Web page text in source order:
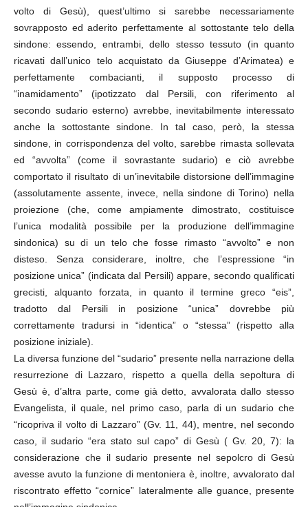
volto di Gesù), quest’ultimo si sarebbe necessariamente
sovrapposto ed aderito perfettamente al sottostante telo della
sindone: essendo, entrambi, dello stesso tessuto (in quanto
ricavati dall’unico telo acquistato da Giuseppe d’Arimatea) e
perfettamente combacianti, il supposto processo di
“inamidamento” (ipotizzato dal Persili, con riferimento al
secondo sudario esterno) avrebbe, inevitabilmente interessato
anche la sottostante sindone. In tal caso, però, la stessa
sindone, in corrispondenza del volto, sarebbe rimasta sollevata
ed “avvolta” (come il sovrastante sudario) e ciò avrebbe
comportato il risultato di un’inevitabile distorsione dell’immagine
(assolutamente assente, invece, nella sindone di Torino) nella
proiezione (che, come ampiamente dimostrato, costituisce
l’unica modalità possibile per la produzione dell’immagine
sindonica) su di un telo che fosse rimasto “avvolto” e non
disteso. Senza considerare, inoltre, che l’espressione “in
posizione unica” (indicata dal Persili) appare, secondo qualificati
grecisti, alquanto forzata, in quanto il termine greco “eis”,
tradotto dal Persili in posizione “unica” dovrebbe più
correttamente tradursi in “identica” o “stessa” (rispetto alla
posizione iniziale).
La diversa funzione del “sudario” presente nella narrazione della
resurrezione di Lazzaro, rispetto a quella della sepoltura di
Gesù è, d’altra parte, come già detto, avvalorata dallo stesso
Evangelista, il quale, nel primo caso, parla di un sudario che
“ricopriva il volto di Lazzaro” (Gv. 11, 44), mentre, nel secondo
caso, il sudario “era stato sul capo” di Gesù ( Gv. 20, 7): la
considerazione che il sudario presente nel sepolcro di Gesù
avesse avuto la funzione di mentoniera è, inoltre, avvalorato dal
riscontrato effetto “cornice” lateralmente alle guance, presente